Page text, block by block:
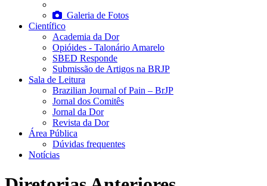
Galeria de Fotos
Científico
Academia da Dor
Opióides - Talonário Amarelo
SBED Responde
Submissão de Artigos na BRJP
Sala de Leitura
Brazilian Journal of Pain – BrJP
Jornal dos Comitês
Jornal da Dor
Revista da Dor
Área Pública
Dúvidas frequentes
Notícias